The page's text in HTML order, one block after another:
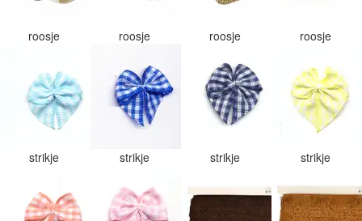
roosje roosje roosje roosje
strikje strikje strikje strikje